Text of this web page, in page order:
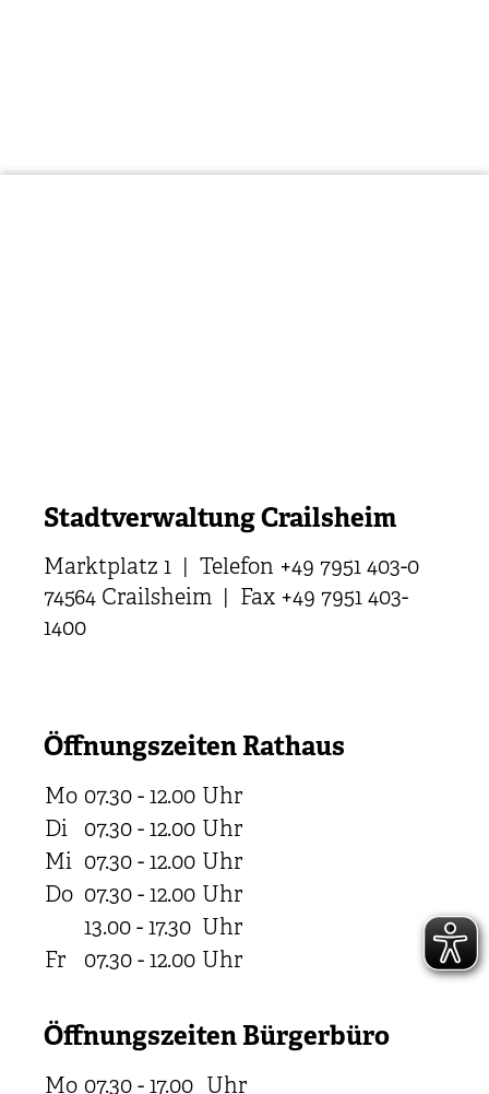
Stadtverwaltung Crailsheim
Marktplatz 1 | Telefon +49 7951 403-0
74564 Crailsheim | Fax +49 7951 403-
1400
Öffnungszeiten Rathaus
Mo 07.30 - 12.00 Uhr
Di
07.30 - 12.00 Uhr
Mi 07.30 - 12.00 Uhr
Do 07.30 - 12.00 Uhr
13.00 - 17.30 Uhr
Fr
07.30 - 12.00 Uhr
Öffnungszeiten Bürgerbüro
Mo 07.30 - 17.00 Uhr